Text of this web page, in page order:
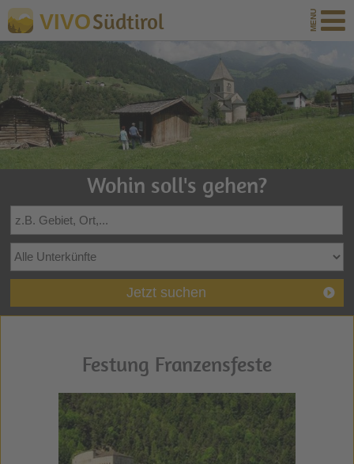
VIVOSüdtirol
Wohin soll's gehen?
Jetzt suchen
Festung Franzensfeste